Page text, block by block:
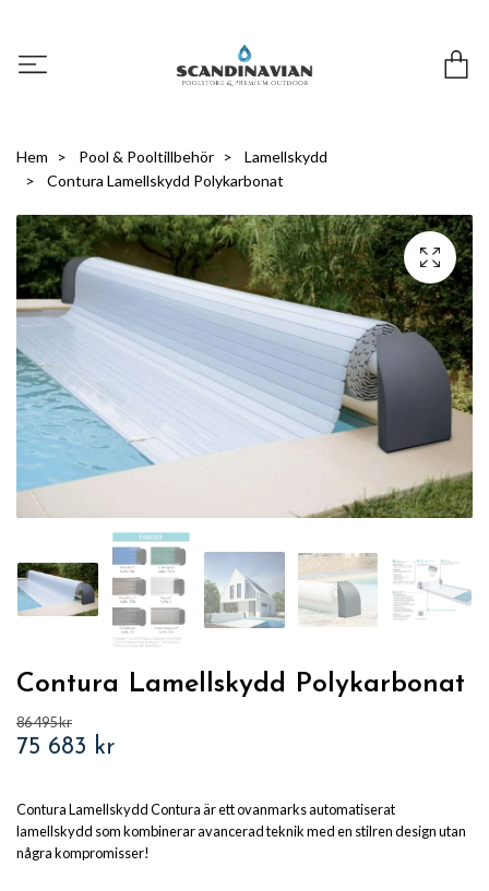
Hem Pool & Pooltillbehör
Lamellskydd
Contura Lamellskydd Polykarbonat
Contura Lamellskydd Polykarbonat
86 495 kr
75 683 kr
Contura Lamellskydd Contura är ett ovanmarks automatiserat
lamellskydd som kombinerar avancerad teknik med en stilren design utan
några kompromisser!